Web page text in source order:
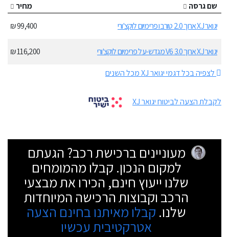
שם גרסה
מחיר
יגואר XJ ארוך 2.0 טורבו פרימיום לוקצ'ורי
99,400 ₪
יגואר XJ ארוך 3.0 V6 מגדש-על פרימיום לוקצ'ורי
116,200 ₪
לצפיה בכל דגמי יגואר XJ מכל השנים
לקבלת הצעה לביטוח יגואר XJ
מעוניינים ברכישת רכב? הגעתם
למקום הנכון. קבלו מהמומחים
שלנו ייעוץ חינם, הכירו את מבצעי
הרכב וקבוצות הרכישה המיוחדות
שלנו. קבלו מאיתנו בחינם הצעה
אטרקטיבית עכשיו